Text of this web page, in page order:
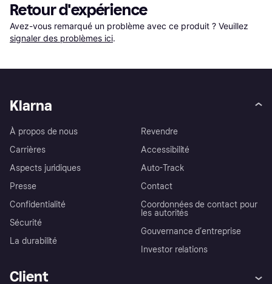
Retour d'expérience
Avez-vous remarqué un problème avec ce produit ? Veuillez
signaler des problèmes ici.
Klarna
À propos de nous
Carrières
Aspects juridiques
Presse
Confidentialité
Sécurité
La durabilité
Revendre
Accessibilité
Auto-Track
Contact
Coordonnées de contact pour
les autorités
Gouvernance d’entreprise
Investor relations
Client